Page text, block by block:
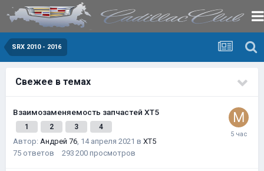
SRX 2010 - 2016
Свежее в темах
Взаимозаменяемость запчастей XT5
1 2 3 4
Автор: Андрей 76, 14 апреля 2021 в XT5
75 ответов 293 200 просмотров